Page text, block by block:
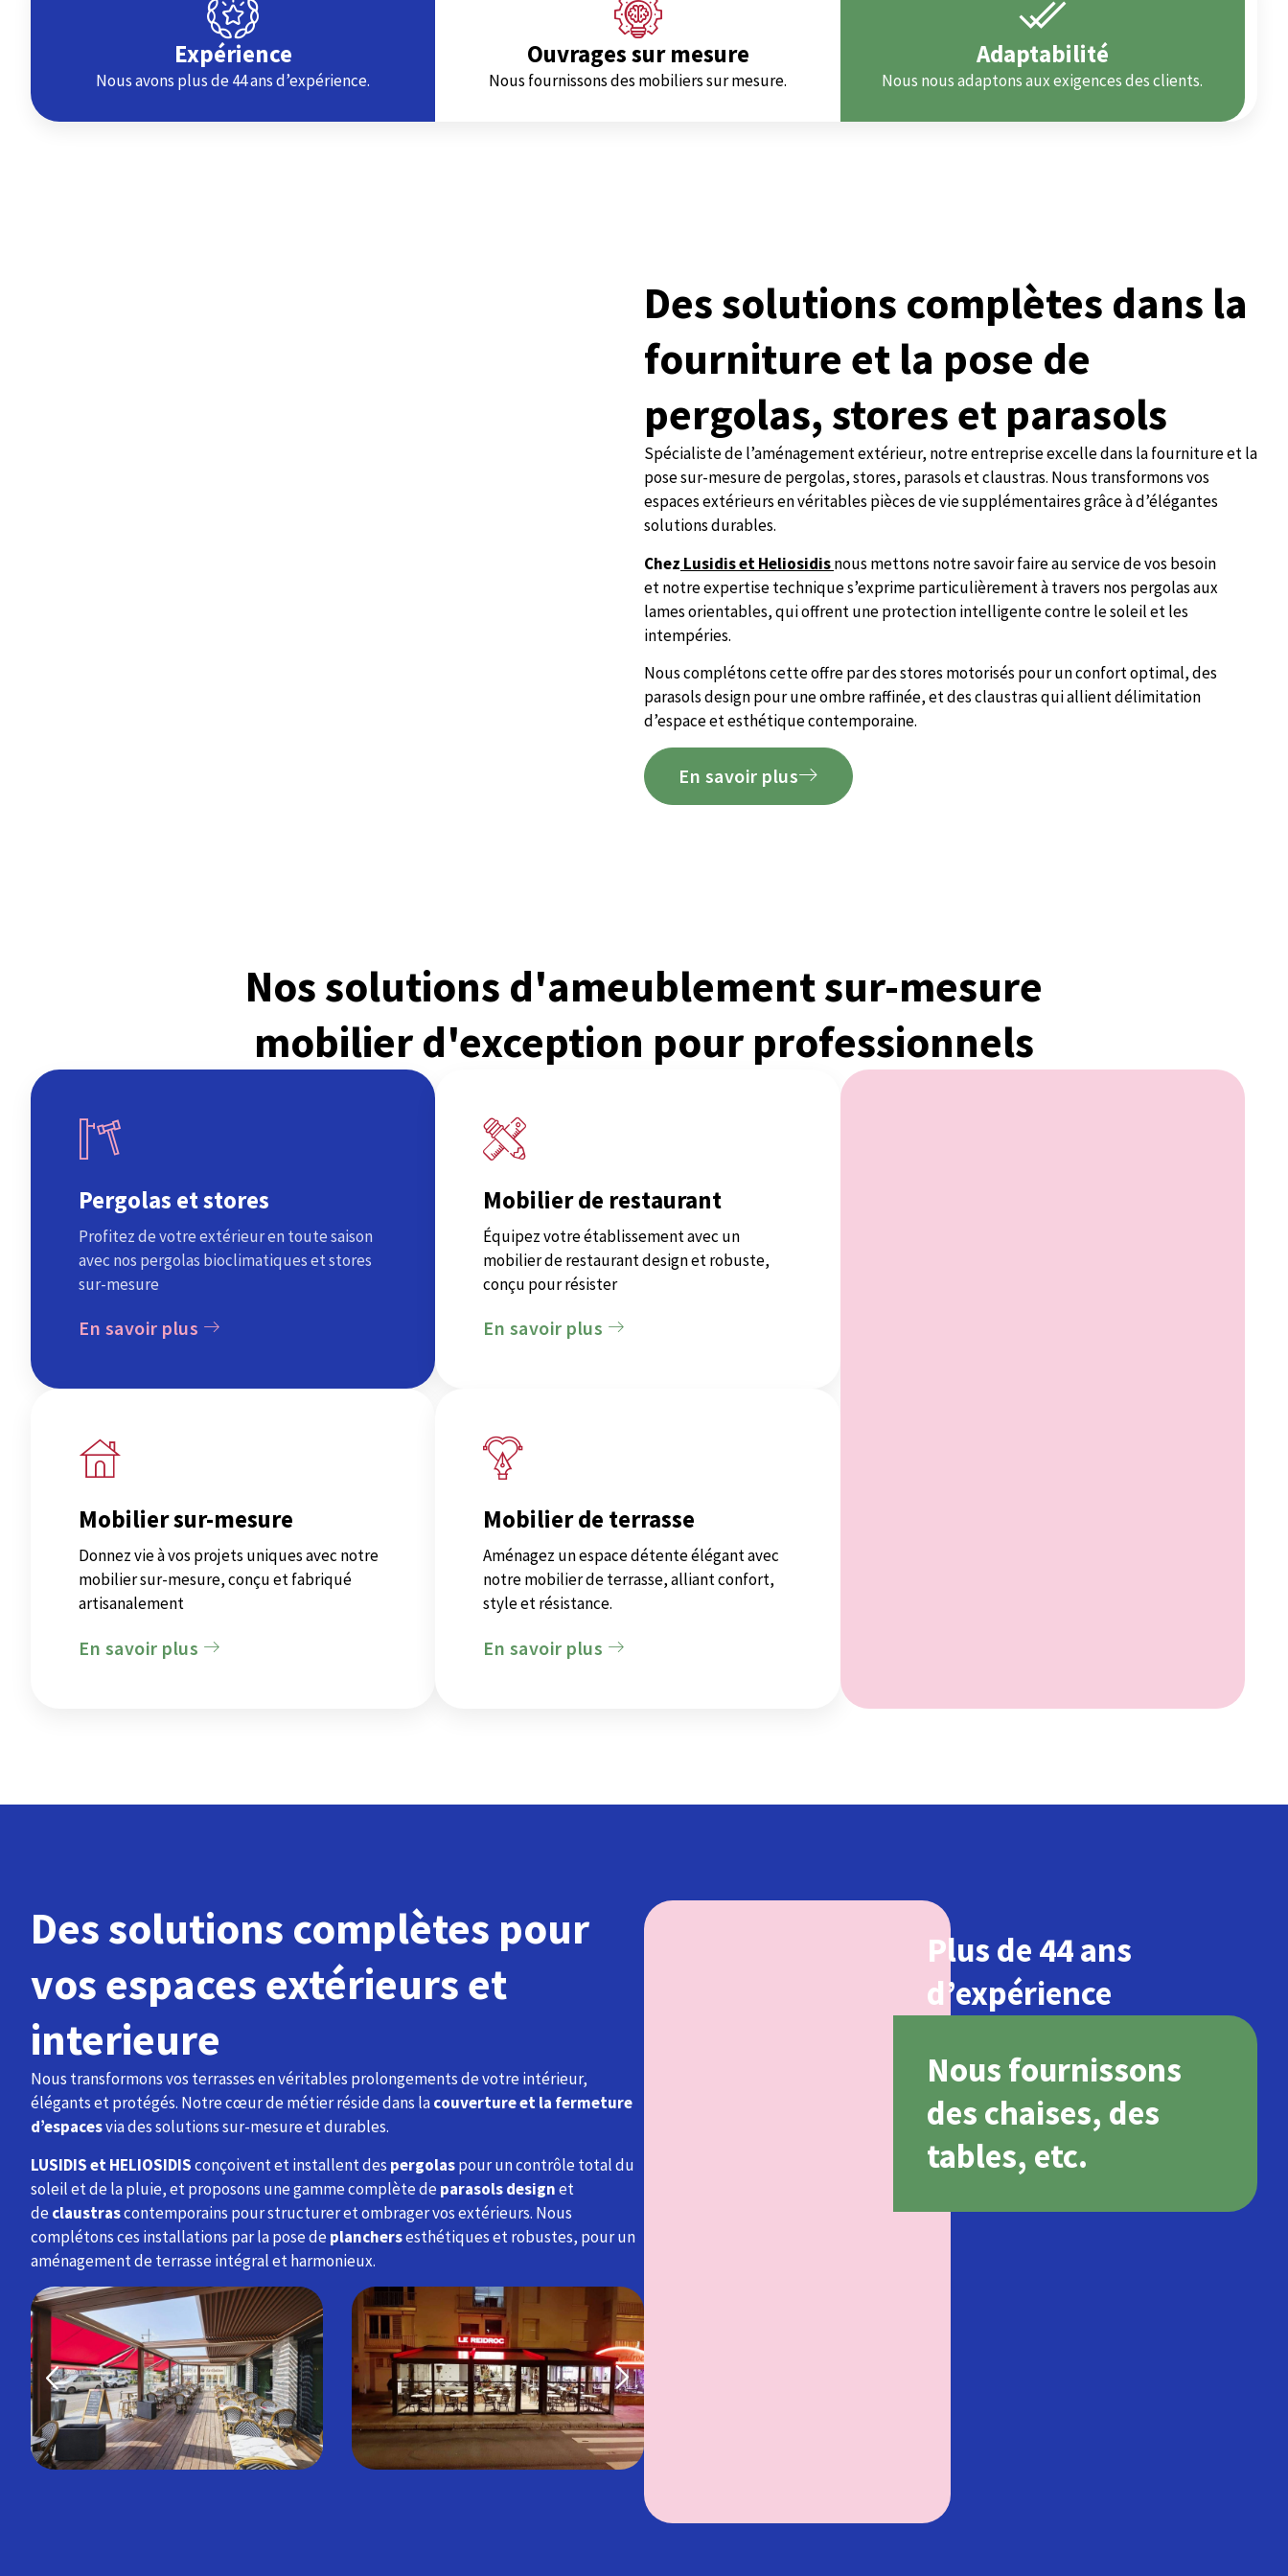
Expérience
Nous avons plus de 44 ans d’expérience.
Ouvrages sur mesure
Nous fournissons des mobiliers sur mesure.
Adaptabilité
Nous nous adaptons aux exigences des clients.
Des solutions complètes dans la
fourniture et la pose de
pergolas, stores et parasols
Spécialiste de l’aménagement extérieur, notre entreprise excelle dans la fourniture et la
pose sur-mesure de pergolas, stores, parasols et claustras. Nous transformons vos
espaces extérieurs en véritables pièces de vie supplémentaires grâce à d’élégantes
solutions durables.
Chez Lusidis et Heliosidisnous mettons notre savoir faire au service de vos besoin
et notre expertise technique s’exprime particulièrement à travers nos pergolas aux
lames orientables, qui offrent une protection intelligente contre le soleil et les
intempéries.
Nous complétons cette offre par des stores motorisés pour un confort optimal, des
parasols design pour une ombre raffinée, et des claustras qui allient délimitation
d’espace et esthétique contemporaine.
En savoir plus
Nos solutions d'ameublement sur-mesure
mobilier d'exception pour professionnels
Pergolas et stores
Profitez de votre extérieur en toute saison
avec nos pergolas bioclimatiques et stores
sur-mesure
En savoir plus
Mobilier de restaurant
Équipez votre établissement avec un
mobilier de restaurant design et robuste,
conçu pour résister
En savoir plus
Mobilier sur-mesure
Donnez vie à vos projets uniques avec notre
mobilier sur-mesure, conçu et fabriqué
artisanalement
En savoir plus
Mobilier de terrasse
Aménagez un espace détente élégant avec
notre mobilier de terrasse, alliant confort,
style et résistance.
En savoir plus
Des solutions complètes pour
vos espaces extérieurs et
interieure
Nous transformons vos terrasses en véritables prolongements de votre intérieur,
élégants et protégés. Notre cœur de métier réside dans lacouverture et la fermeture
d’espacesvia des solutions sur-mesure et durables.
LUSIDIS et HELIOSIDISconçoivent et installent des pergolaspour un contrôle total du
soleil et de la pluie, et proposons une gamme complète deparasols designet
declaustrascontemporains pour structurer et ombrager vos extérieurs. Nous
complétons ces installations par la pose deplanchersesthétiques et robustes, pour un
aménagement de terrasse intégral et harmonieux.
Plus de 44 ans
d’expérience
Nous fournissons
des chaises, des
tables, etc.